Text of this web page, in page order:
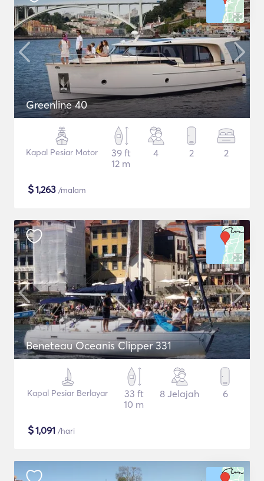
Greenline 40
Kapal Pesiar Motor
39 ft
12 m
4 2 2
$1,263 /malam
Beneteau Oceanis Clipper 331
Kapal Pesiar Berlayar
33 ft
10 m
8 Jelajah 6
$1,091 /hari